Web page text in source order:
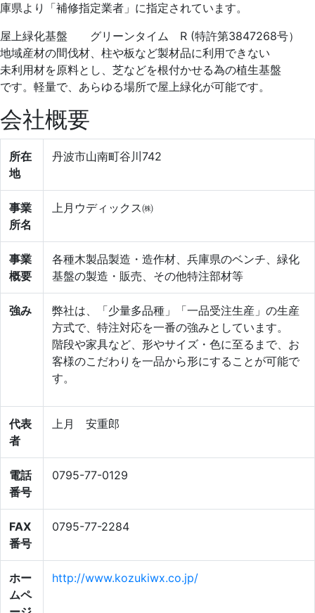
庫県より「補修指定業者」に指定されています。
屋上緑化基盤 グリーンタイム R (特許第3847268号）
地域産材の間伐材、柱や板など製材品に利用できない
未利用材を原料とし、芝などを根付かせる為の植生基盤
です。軽量で、あらゆる場所で屋上緑化が可能です。
会社概要
所在
地
丹波市山南町谷川742
事業
所名
上月ウディックス㈱
事業
概要
各種木製品製造・造作材、兵庫県のベンチ、緑化
基盤の製造・販売、その他特注部材等
強み
弊社は、「少量多品種」「一品受注生産」の生産
方式で、特注対応を一番の強みとしています。
階段や家具など、形やサイズ・色に至るまで、お
客様のこだわりを一品から形にすることが可能で
す。
代表
者
上月 安重郎
電話
番号
0795-77-0129
FAX
番号
0795-77-2284
ホー
ムペ
http://www.kozukiwx.co.jp/